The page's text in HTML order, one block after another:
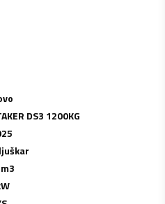
DS3 1200KG